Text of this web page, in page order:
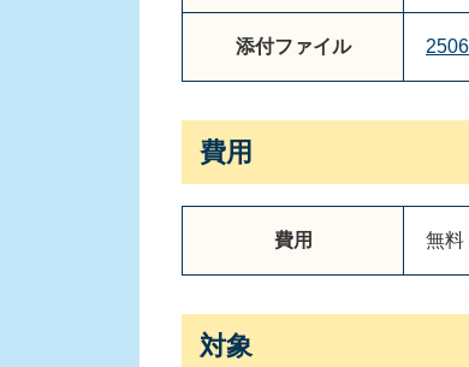
添付ファイル
費用
費用 無料
対象